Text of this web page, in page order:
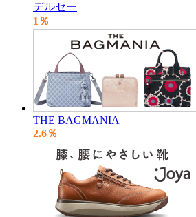
デルセー
1％
THE BAGMANIA
2.6％